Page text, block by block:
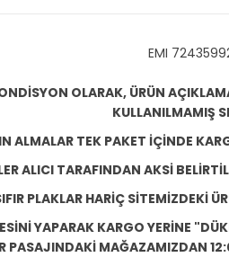
EMI
OLARAK, ÜRÜN
KULLANILMAMIŞ
ALMALAR TEK PAKET İÇİNDE
ALICI TARAFINDAN AKSİ
PLAKLAR HARİÇ SİTEMİZDEKİ
YAPARAK KARGO YERİNE
PASAJINDAKİ MAĞAZAMIZDAN